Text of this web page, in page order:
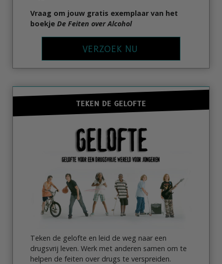
Vraag om jouw gratis exemplaar van het
boekje De Feiten over Alcohol
VERZOEK NU
TEKEN DE GELOFTE
Teken de gelofte en leid de weg naar een
drugsvrij leven. Werk met anderen samen om te
helpen de feiten over drugs te verspreiden.